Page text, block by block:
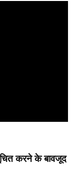
करने के बावजूद